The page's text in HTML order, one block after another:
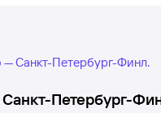
— Санкт-Петербург-Финл.
Санкт-Петербург-